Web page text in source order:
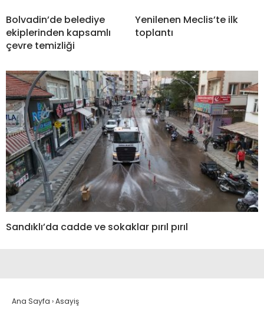
Bolvadin’de belediye
ekiplerinden kapsamlı
çevre temizliği
Yenilenen Meclis’te ilk
toplantı
Sandıklı’da cadde ve sokaklar pırıl pırıl
Ana Sayfa ›Asayiş